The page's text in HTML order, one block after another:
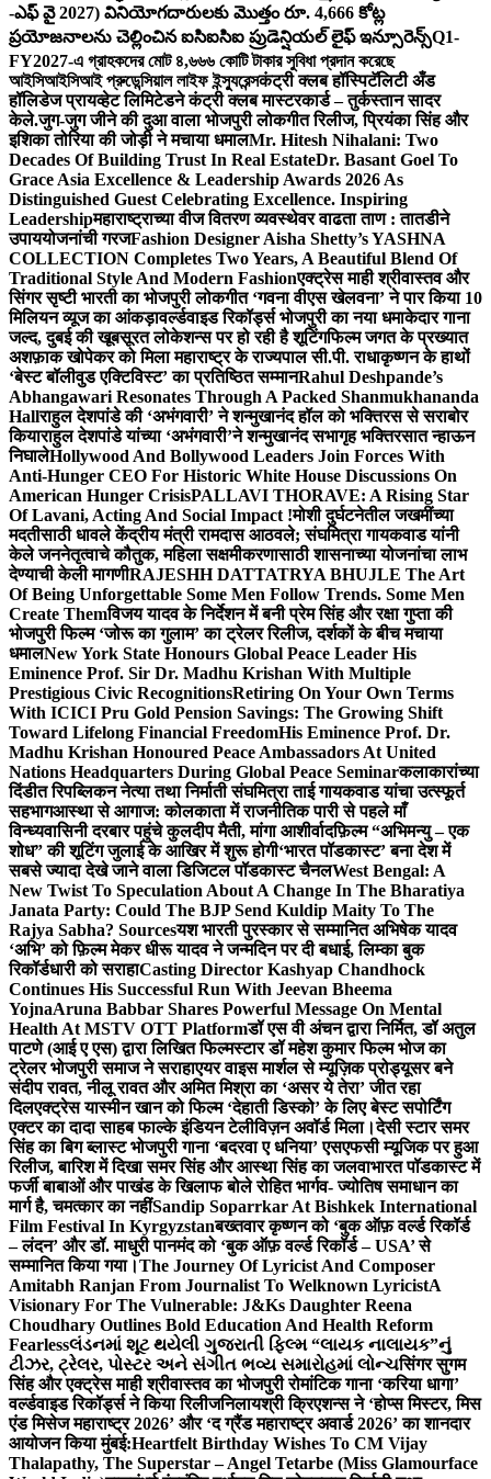
-ఎఫ్ వై 2027) వినియోగదారులకు మొత్తం రూ. 4,666 కోట్ల
ప్రయోజనాలను చెల్లించిన ఐసిఐసిఐ ప్రుడెన్షియల్ లైఫ్ ఇన్సూరెన్స్Q1-
FY2027-এ গ্রাহকদের মোট ৪,৬৬৬ কোটি টাকার সুবিধা প্রদান করেছে
আইসিআইসিআই প্রুডেন্সিয়াল লাইফ ইন্স্যুরেন্সकंट्री क्लब हॉस्पिटॅलिटी अँड
हॉलिडेज प्रायव्हेट लिमिटेडने कंट्री क्लब मास्टरकार्ड – तुर्कस्तान सादर
केले.जुग-जुग जीने की दुआ वाला भोजपुरी लोकगीत रिलीज, प्रियंका सिंह और
इशिका तोरिया की जोड़ी ने मचाया धमालMr. Hitesh Nihalani: Two
Decades Of Building Trust In Real EstateDr. Basant Goel To
Grace Asia Excellence & Leadership Awards 2026 As
Distinguished Guest Celebrating Excellence. Inspiring
Leadershipमहाराष्ट्राच्या वीज वितरण व्यवस्थेवर वाढता ताण : तातडीने
उपाययोजनांची गरजFashion Designer Aisha Shetty’s YASHNA
COLLECTION Completes Two Years, A Beautiful Blend Of
Traditional Style And Modern Fashionएक्ट्रेस माही श्रीवास्तव और
सिंगर सृष्टी भारती का भोजपुरी लोकगीत ‘गवना वीएस खेलवना’ ने पार किया 10
मिलियन व्यूज का आंकड़ावर्ल्डवाइड रिकॉर्ड्स भोजपुरी का नया धमाकेदार गाना
जल्द, दुबई की खूबसूरत लोकेशन्स पर हो रही है शूटिंगफिल्म जगत के प्रख्यात
अशफ़ाक खोपेकर को मिला महाराष्ट्र के राज्यपाल सी.पी. राधाकृष्णन के हाथों
‘बेस्ट बॉलीवुड एक्टिविस्ट’ का प्रतिष्ठित सम्मानRahul Deshpande’s
Abhangawari Resonates Through A Packed Shanmukhananda
Hallराहुल देशपांडे की ‘अभंगवारी’ ने शन्मुखानंद हॉल को भक्तिरस से सराबोर
कियाराहुल देशपांडे यांच्या ‘अभंगवारी’ने शन्मुखानंद सभागृह भक्तिरसात न्हाऊन
निघालेHollywood And Bollywood Leaders Join Forces With
Anti-Hunger CEO For Historic White House Discussions On
American Hunger CrisisPALLAVI THORAVE: A Rising Star
Of Lavani, Acting And Social Impact !मोशी दुर्घटनेतील जखमींच्या
मदतीसाठी धावले केंद्रीय मंत्री रामदास आठवले; संघमित्रा गायकवाड यांनी
केले जननेतृत्वाचे कौतुक, महिला सक्षमीकरणासाठी शासनाच्या योजनांचा लाभ
देण्याची केली मागणीRAJESHH DATTATRYA BHUJLE The Art
Of Being Unforgettable Some Men Follow Trends. Some Men
Create Themविजय यादव के निर्देशन में बनी प्रेम सिंह और रक्षा गुप्ता की
भोजपुरी फिल्म ‘जोरू का गुलाम’ का ट्रेलर रिलीज, दर्शकों के बीच मचाया
धमालNew York State Honours Global Peace Leader His
Eminence Prof. Sir Dr. Madhu Krishan With Multiple
Prestigious Civic RecognitionsRetiring On Your Own Terms
With ICICI Pru Gold Pension Savings: The Growing Shift
Toward Lifelong Financial FreedomHis Eminence Prof. Dr.
Madhu Krishan Honoured Peace Ambassadors At United
Nations Headquarters During Global Peace Seminarकलाकारांच्या
दिंडीत रिपब्लिकन नेत्या तथा निर्माती संघमित्रा ताई गायकवाड यांचा उत्स्फूर्त
सहभागआस्था से आगाज: कोलकाता में राजनीतिक पारी से पहले माँ
विन्ध्यवासिनी दरबार पहुंचे कुलदीप मैती, मांगा आशीर्वादफ़िल्म “अभिमन्यु – एक
शोध” की शूटिंग जुलाई के आखिर में शुरू होगी‘भारत पॉडकास्ट’ बना देश में
सबसे ज्यादा देखे जाने वाला डिजिटल पॉडकास्ट चैनलWest Bengal: A
New Twist To Speculation About A Change In The Bharatiya
Janata Party: Could The BJP Send Kuldip Maity To The
Rajya Sabha? Sourcesयश भारती पुरस्कार से सम्मानित अभिषेक यादव
‘अभि’ को फ़िल्म मेकर धीरू यादव ने जन्मदिन पर दी बधाई, लिम्का बुक
रिकॉर्डधारी को सराहाCasting Director Kashyap Chandhock
Continues His Successful Run With Jeevan Bheema
YojnaAruna Babbar Shares Powerful Message On Mental
Health At MSTV OTT Platformडॉ एस वी अंचन द्वारा निर्मित, डॉ अतुल
पाटणे (आई ए एस) द्वारा लिखित फिल्मस्टार डॉ महेश कुमार फिल्म भोज का
ट्रेलर भोजपुरी समाज ने सराहाएयर वाइस मार्शल से म्यूज़िक प्रोड्यूसर बने
संदीप रावत, नीलू रावत और अमित मिश्रा का ‘असर ये तेरा’ जीत रहा
दिलएक्ट्रेस यास्मीन खान को फिल्म ‘देहाती डिस्को’ के लिए बेस्ट सपोर्टिंग
एक्टर का दादा साहब फाल्के इंडियन टेलीविज़न अवॉर्ड मिला।देसी स्टार समर
सिंह का बिग ब्लास्ट भोजपुरी गाना ‘बदरवा ए धनिया’ एसएफसी म्यूजिक पर हुआ
रिलीज, बारिश में दिखा समर सिंह और आस्था सिंह का जलवाभारत पॉडकास्ट में
फर्जी बाबाओं और पाखंड के खिलाफ बोले रोहित भार्गव- ज्योतिष समाधान का
मार्ग है, चमत्कार का नहींSandip Soparrkar At Bishkek International
Film Festival In Kyrgyzstanबख्तवार कृष्णन को ‘बुक ऑफ़ वर्ल्ड रिकॉर्ड
– लंदन’ और डॉ. माधुरी पानमंद को ‘बुक ऑफ़ वर्ल्ड रिकॉर्ड – USA’ से
सम्मानित किया गया।The Journey Of Lyricist And Composer
Amitabh Ranjan From Journalist To Welknown LyricistA
Visionary For The Vulnerable: J&Ks Daughter Reena
Choudhary Outlines Bold Education And Health Reform
Fearlessલંડનમાં શૂટ થયેલી ગુજરાતી ફિલ્મ “લાયક નાલાયક”નું
ટીઝર, ટ્રેલર, પોસ્ટર અને સંગીત ભવ્ય સમારોહમાં લોન્ચसिंगर सुगम
सिंह और एक्ट्रेस माही श्रीवास्तव का भोजपुरी रोमांटिक गाना ‘करिया धागा’
वर्ल्डवाइड रिकॉर्ड्स ने किया रिलीजनिलायश्री क्रिएशन्स ने ‘होप्स मिस्टर, मिस
एंड मिसेज महाराष्ट्र 2026’ और ‘द ग्रैंड महाराष्ट्र अवार्ड 2026’ का शानदार
आयोजन किया मुंबई:Heartfelt Birthday Wishes To CM Vijay
Thalapathy, The Superstar – Angel Tetarbe (Miss Glamourface